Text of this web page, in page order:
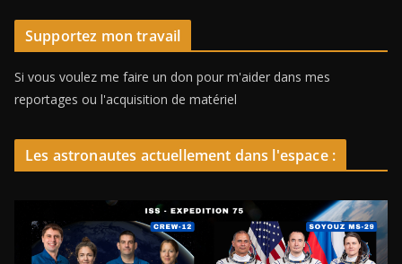
Supportez mon travail
Si vous voulez me faire un don pour m'aider dans mes
reportages ou l'acquisition de matériel
Les astronautes actuellement dans l'espace :